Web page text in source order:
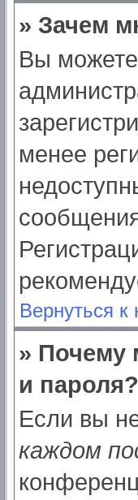
» Зачем
Вы можете
менее
Вернуться к
» Почему
и пароля?
Если вы
каждом